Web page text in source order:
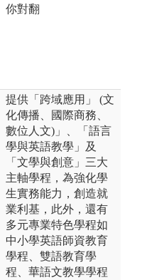
你對翻
提供「跨域應用」 (文
化傳播、國際商務、
數位人文)」、「語言
學與英語教學」及
「文學與創意」三大
主軸學程，為強化學
生實務能力，創造就
業利基，此外，還有
多元專業特色學程如
中小學英語師資教育
學程、雙語教育學
程、華語文教學學程